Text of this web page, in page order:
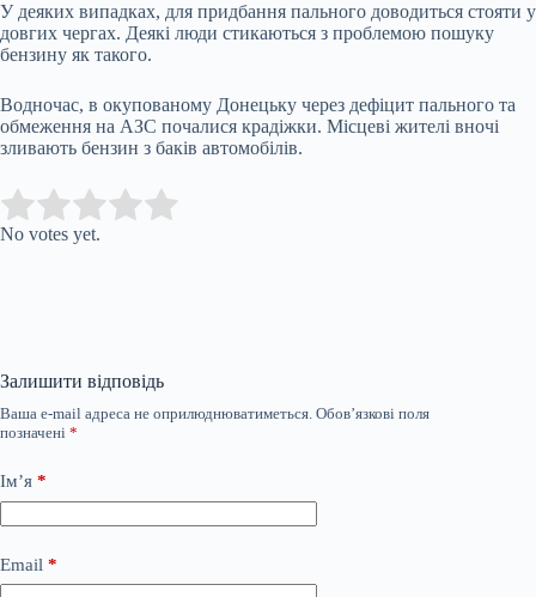
У деяких випадках, для придбання пального доводиться стояти у
довгих чергах. Деякі люди стикаються з проблемою пошуку
бензину як такого.
Водночас, в окупованому Донецьку через дефіцит пального та
обмеження на АЗС почалися крадіжки. Місцеві жителі вночі
зливають бензин з баків автомобілів.
Rate this item:
No votes yet.
Залишити відповідь
Ваша e-mail адреса не оприлюднюватиметься. Обов’язкові поля
позначені *
Ім’я *
Email *